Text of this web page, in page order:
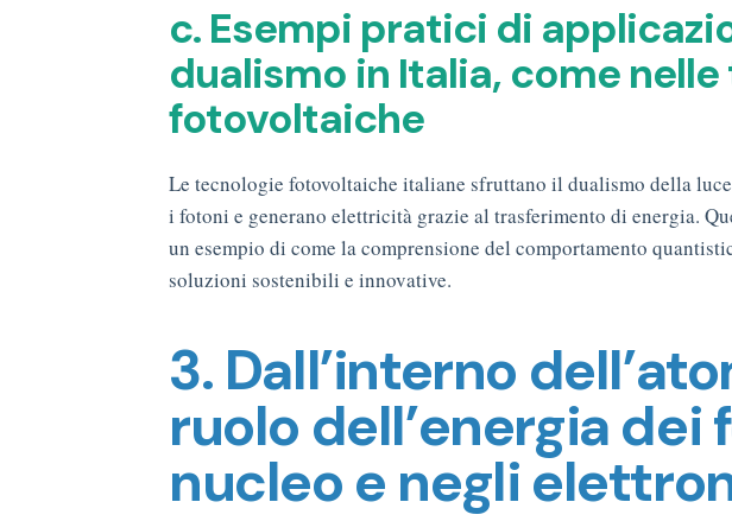
c. Esempi pratici di
dualismo in Italia, come
fotovoltaiche
Le tecnologie fotovoltaiche italiane sfruttano il dualismo della
i fotoni e generano elettricità grazie al trasferimento di energia.
un esempio di come la comprensione del comportamento
soluzioni sostenibili e innovative.
3. Dall’interno
ruolo dell’energia dei
nucleo e negli